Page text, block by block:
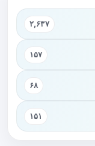
۲,۶۳۷
۱۵۷
۶۸
۱۵۱